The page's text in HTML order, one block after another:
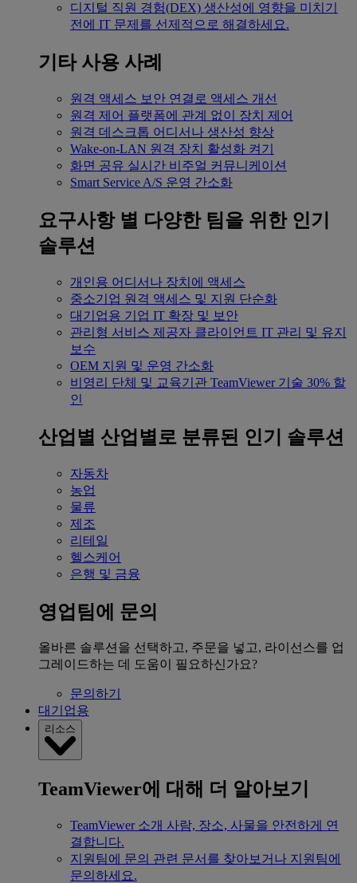
디지털 직원 경험(DEX) 생산성에 영향을 미치기
전에 IT 문제를 선제적으로 해결하세요.
기타 사용 사례
원격 액세스 보안 연결로 액세스 개선
원격 제어 플랫폼에 관계 없이 장치 제어
원격 데스크톱 어디서나 생산성 향상
Wake-on-LAN 원격 장치 활성화 켜기
화면 공유 실시간 비주얼 커뮤니케이션
Smart Service A/S 운영 간소화
요구사항 별 다양한 팀을 위한 인기
솔루션
개인용 어디서나 장치에 액세스
중소기업 원격 액세스 및 지원 단순화
대기업용 기업 IT 확장 및 보안
관리형 서비스 제공자 클라이언트 IT 관리 및 유지
보수
OEM 지원 및 운영 간소화
비영리 단체 및 교육기관 TeamViewer 기술 30% 할
인
산업별 산업별로 분류된 인기 솔루션
자동차
농업
물류
제조
리테일
헬스케어
은행 및 금융
영업팀에 문의
올바른 솔루션을 선택하고, 주문을 넣고, 라이선스를 업
그레이드하는 데 도움이 필요하신가요?
문의하기
대기업용
리소스
TeamViewer에 대해 더 알아보기
TeamViewer 소개 사람, 장소, 사물을 안전하게 연
결합니다.
지원팀에 문의 관련 문서를 찾아보거나 지원팀에
문의하세요.